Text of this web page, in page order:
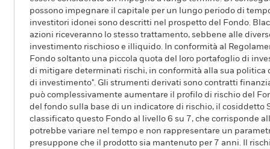
possono impegnare il capitale per un lungo periodo di
investitori idonei sono descritti nel prospetto del Fondo.
azioni riceveranno lo stesso trattamento, sebbene alle
investimento rischioso e illiquido. In conformità al
Fondo soltanto una piccola quota del loro portafoglio di
di mitigare determinati rischi, in conformità alla sua politica
di investimento". Gli strumenti derivati sono contratti
può complessivamente aumentare il profilo di rischio del
del fondo sulla base di un indicatore di rischio, il cosiddetto
classificato questo Fondo al livello 6 su 7, che corrisponde
potrebbe variare nel tempo e non rappresentare un
presuppone che il prodotto sia mantenuto per 7 anni. Il